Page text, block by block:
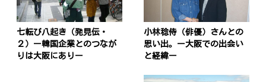
七転び八起き（発見伝・
２）ー韓国企業とのつなが
りは大阪にありー
小林稔侍（俳優）さんとの
思い出。ー大阪での出会い
と経緯ー